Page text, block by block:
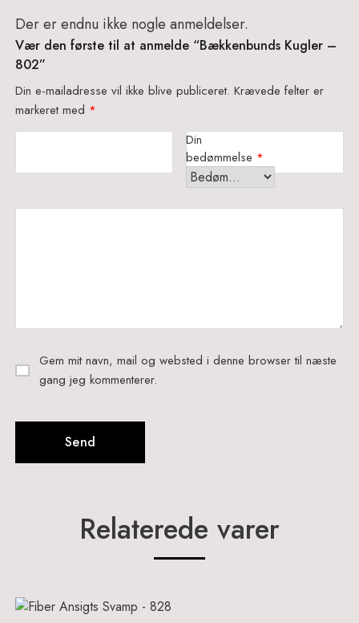
Der er endnu ikke nogle anmeldelser.
Vær den første til at anmelde “Bækkenbunds Kugler –
802”
Din e-mailadresse vil ikke blive publiceret. Krævede felter er
markeret med *
Din
bedømmelse *
Gem mit navn, mail og websted i denne browser til næste
gang jeg kommenterer.
Relaterede varer